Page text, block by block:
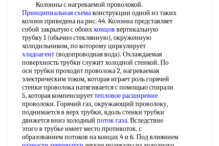
Колонны с нагреваемой проволокой.
Принципиальная схемаконструкции одной из таких
колонн приведена на рис. 44. Колонна представляет
собой закрытую с обоихконцов вертикальную
трубку 1 (обычно стеклянную), окруженную
холодильником, по которому циркулирует
хладоагент (водопроводная вода). Охлаждаемая
поверхность трубки служит холодной стенкой. По
оси трубки проходит проволока 2, нагреваемая
электрическим током, которая играет роль горячей
стенки проволока натягивается с помощью спирали
5, которая компенсируеттепловое расширение
проволоки. Горячий газ, окружающий проволоку,
поднимается в верх трубки, вдоль стенки трубки
движется вниз холодный поток газа. Вследствие
этого в трубке имеет место противоток. с
образованием потоков на концах 4 и 6. Под влиянием